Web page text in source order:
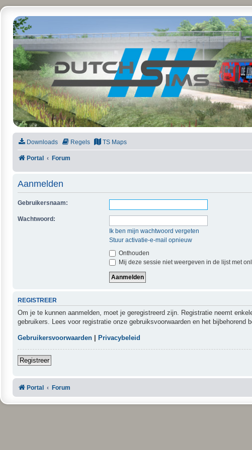
DutchSims
Downloads Regels TS Maps
Portal Forum
Aanmelden
Gebruikersnaam:
Wachtwoord:
Ik ben mijn wachtwoord vergeten
Stuur activatie-e-mail opnieuw
Onthouden
Mij deze sessie niet weergeven in de lijst met
REGISTREER
Om je te kunnen aanmelden, moet je geregistreerd zijn. Registratie neemt
gebruikers. Lees voor registratie onze gebruiksvoorwaarden en het
Gebruikersvoorwaarden | Privacybeleid
Registreer
Portal Forum